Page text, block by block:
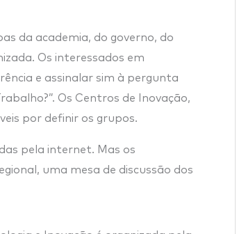
da academia, do governo, do
Os interessados em
e assinalar sim à pergunta
Os Centros de Inovação,
por definir os grupos.
pela internet. Mas os
uma mesa de discussão dos